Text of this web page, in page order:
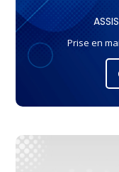
Prise en